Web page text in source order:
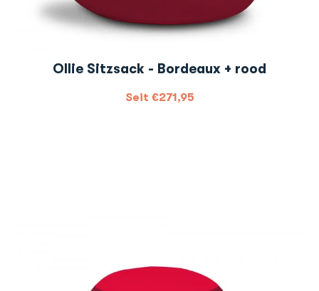
Ollie Sitzsack - Bordeaux + rood
Seit €271,95